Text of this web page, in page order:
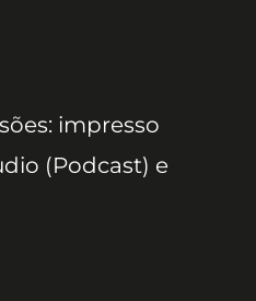
impresso
(Podcast) e